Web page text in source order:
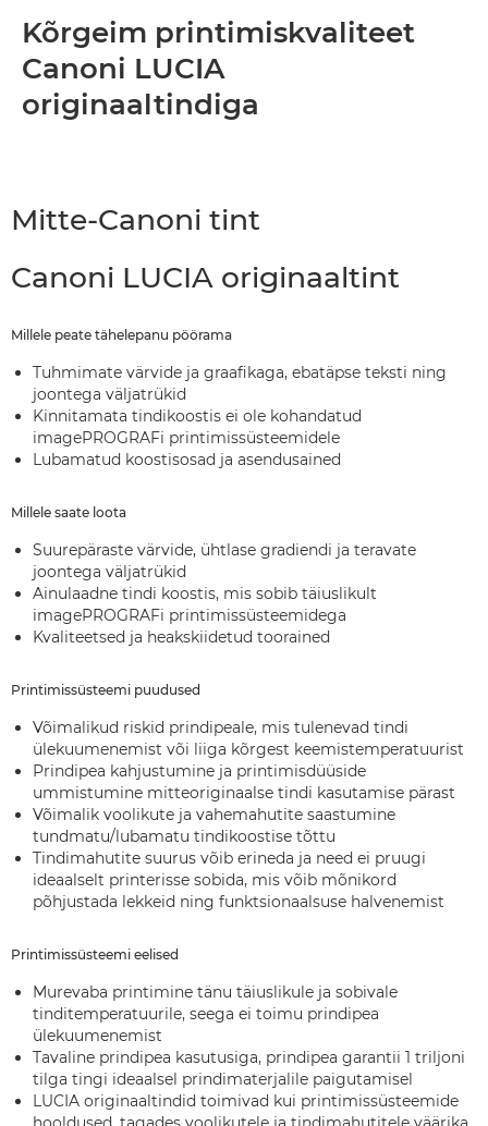
Kõrgeim printimiskvaliteet
Canoni LUCIA
originaaltindiga
Mitte-Canoni tint
Canoni LUCIA originaaltint
Millele peate tähelepanu pöörama
Tuhmimate värvide ja graafikaga, ebatäpse teksti ning
joontega väljatrükid
Kinnitamata tindikoostis ei ole kohandatud
imagePROGRAFi printimissüsteemidele
Lubamatud koostisosad ja asendusained
Millele saate loota
Suurepäraste värvide, ühtlase gradiendi ja teravate
joontega väljatrükid
Ainulaadne tindi koostis, mis sobib täiuslikult
imagePROGRAFi printimissüsteemidega
Kvaliteetsed ja heakskiidetud toorained
Printimissüsteemi puudused
Võimalikud riskid prindipeale, mis tulenevad tindi
ülekuumenemist või liiga kõrgest keemistemperatuurist
Prindipea kahjustumine ja printimisdüüside
ummistumine mitteoriginaalse tindi kasutamise pärast
Võimalik voolikute ja vahemahutite saastumine
tundmatu/lubamatu tindikoostise tõttu
Tindimahutite suurus võib erineda ja need ei pruugi
ideaalselt printerisse sobida, mis võib mõnikord
põhjustada lekkeid ning funktsionaalsuse halvenemist
Printimissüsteemi eelised
Murevaba printimine tänu täiuslikule ja sobivale
tinditemperatuurile, seega ei toimu prindipea
ülekuumenemist
Tavaline prindipea kasutusiga, prindipea garantii 1 triljoni
tilga tingi ideaalsel prindimaterjalile paigutamisel
LUCIA originaaltindid toimivad kui printimissüsteemide